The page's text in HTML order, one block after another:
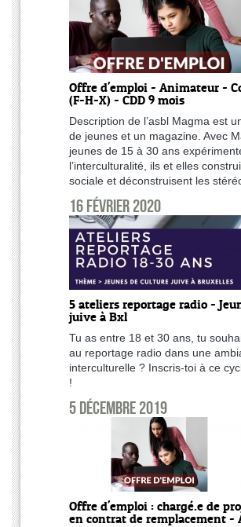
Offre d'emploi - Animateur -
(F-H-X) - CDD 9 mois
Description de l’asbl Magma est
de jeunes et un magazine. Avec
jeunes de 15 à 30 ans
l’interculturalité, ils et elles
sociale et déconstruisent les
16 février 2020
5 ateliers reportage radio -
juive à Bxl
Tu as entre 18 et 30 ans, tu
au reportage radio dans une
interculturelle ? Inscris-toi à ce
!
5 décembre 2019
Offre d'emploi : chargé.e de
en contrat de remplacement -